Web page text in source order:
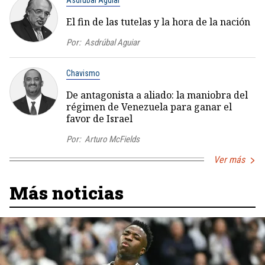
El fin de las tutelas y la hora de la nación
Por: Asdrúbal Aguiar
Chavismo
De antagonista a aliado: la maniobra del
régimen de Venezuela para ganar el
favor de Israel
Por: Arturo McFields
Ver más
Más noticias